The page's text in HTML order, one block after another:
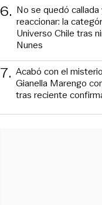
6. No se quedó
reaccionar: la
Universo Chile tras
Nunes
7. Acabó con el
Gianella Marengo
tras reciente